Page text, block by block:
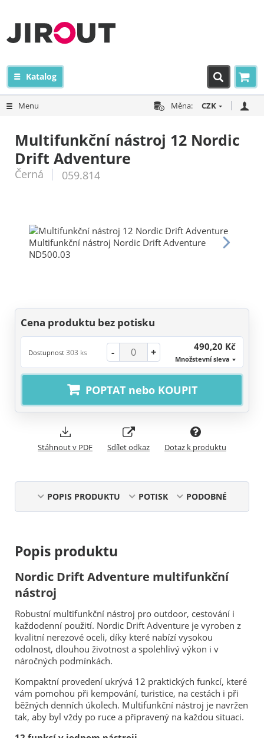
Katalog
Menu Měna: CZK
Multifunkční nástroj 12 Nordic
Drift Adventure
Černá 059.814
Cena produktu bez potisku
Dostupnost 303 ks - + 490,20 Kč
Množstevní sleva
POPTAT nebo KOUPIT
Stáhnout v PDF Sdílet odkaz Dotaz k produktu
POPIS PRODUKTU POTISK PODOBNÉ
Popis produktu
Nordic Drift Adventure multifunkční
nástroj
Robustní multifunkční nástroj pro outdoor, cestování i
každodenní použití. Nordic Drift Adventure je vyroben z
kvalitní nerezové oceli, díky které nabízí vysokou
odolnost, dlouhou životnost a spolehlivý výkon i v
náročných podmínkách.
Kompaktní provedení ukrývá 12 praktických funkcí, které
vám pomohou při kempování, turistice, na cestách i při
běžných denních úkolech. Multifunkční nástroj je navržen
tak, aby byl vždy po ruce a připravený na každou situaci.